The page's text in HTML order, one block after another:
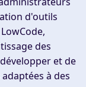
d'outils
des
et de
à des